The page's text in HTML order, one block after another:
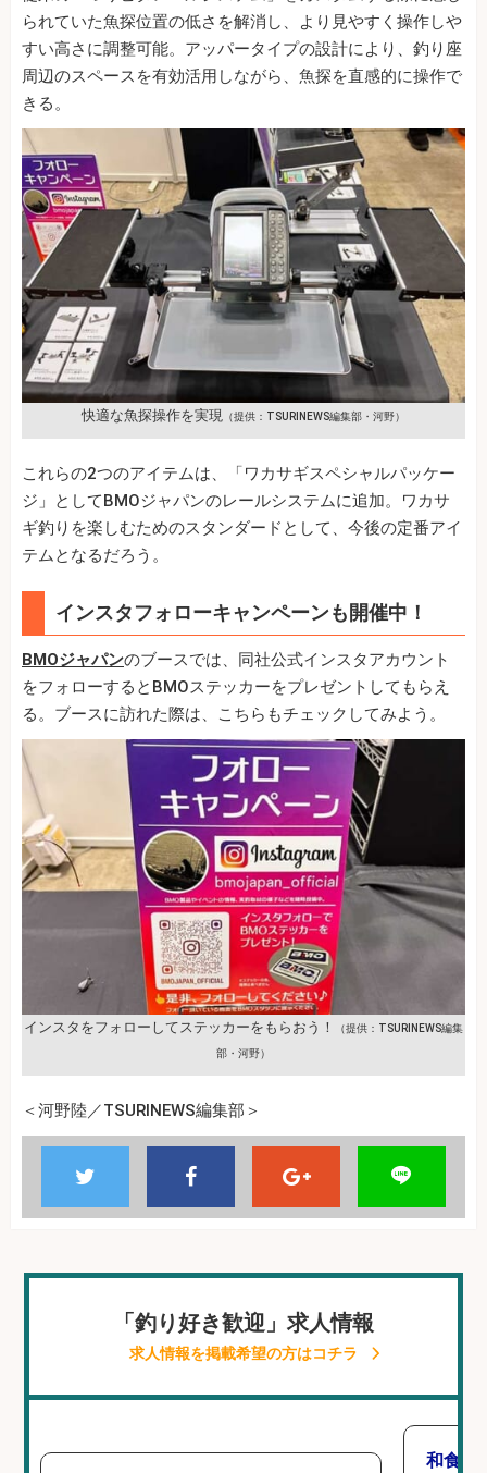
られていた魚探位置の低さを解消し、より見やすく操作しや
すい高さに調整可能。アッパータイプの設計により、釣り座
周辺のスペースを有効活用しながら、魚探を直感的に操作で
きる。
快適な魚探操作を実現 （提供：TSURINEWS編集部・河野）
これらの2つのアイテムは、「ワカサギスペシャルパッケー
ジ」としてBMOジャパンのレールシステムに追加。ワカサ
ギ釣りを楽しむためのスタンダードとして、今後の定番アイ
テムとなるだろう。
インスタフォローキャンペーンも開催中！
BMOジャパンのブースでは、同社公式インスタアカウント
をフォローするとBMOステッカーをプレゼントしてもらえ
る。ブースに訪れた際は、こちらもチェックしてみよう。
インスタをフォローしてステッカーをもらおう！ （提供：TSURINEWS編集
部・河野）
＜河野陸／TSURINEWS編集部＞
「釣り好き歓迎」求人情報
求人情報を掲載希望の方はコチラ
和食,